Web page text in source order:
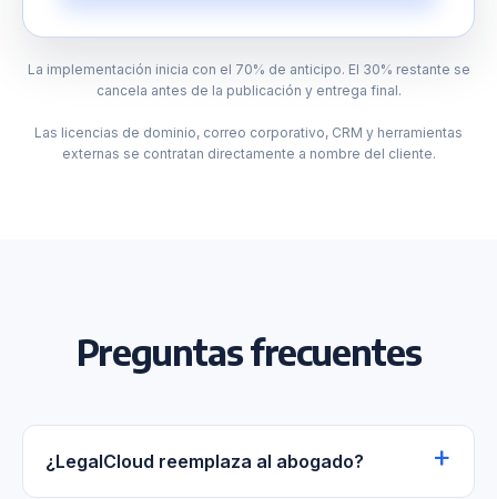
La implementación inicia con el 70% de anticipo. El 30% restante se
cancela antes de la publicación y entrega final.
Las licencias de dominio, correo corporativo, CRM y herramientas
externas se contratan directamente a nombre del cliente.
Preguntas frecuentes
¿LegalCloud reemplaza al abogado?